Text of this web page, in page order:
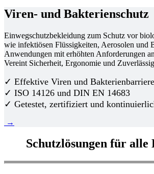
Viren- und Bakterienschutz
Einwegschutzbekleidung zum Schutz vor
wie infektiösen Flüssigkeiten, Aerosolen und
Anwendungen mit erhöhten Anforderungen
Vereint Sicherheit, Ergonomie und
✓ Effektive Viren und Bakterienbarriere
✓ ISO 14126 und DIN EN 14683
✓ Getestet, zertifiziert und
→
Schutzlösungen für alle